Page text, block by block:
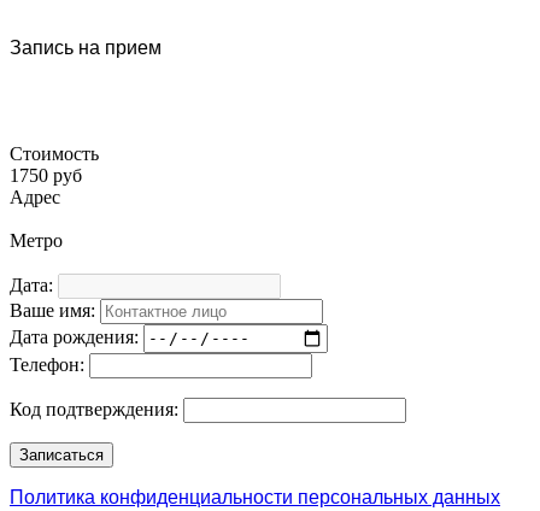
Запись на прием
Стоимость
1750 руб
Адрес
Метро
Дата:
Ваше имя:
Дата рождения:
Телефон:
Код подтверждения:
Политика конфиденциальности персональных данных